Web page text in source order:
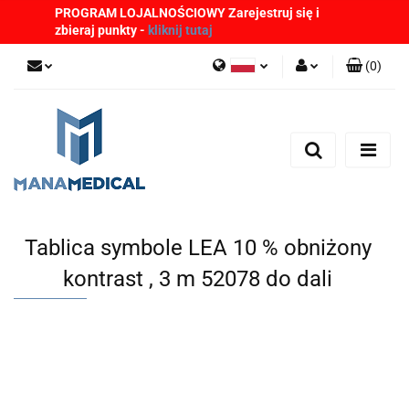
PROGRAM LOJALNOŚCIOWY Zarejestruj się i
zbieraj punkty - kliknij tutaj
Zarejestruj się
(0)
Tablica symbole LEA 10 % obniżony
kontrast , 3 m 52078 do dali